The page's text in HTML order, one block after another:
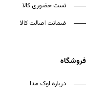
تست حضوری کالا
ضمانت اصالت کالا
فروشگاه
درباره اوک مدا